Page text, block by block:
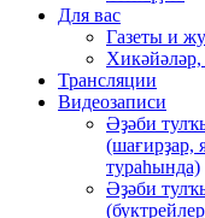
Для вас
Газеты и
Трансляции
Видеозаписи
Әҙәби
(шағирҙар,
тураһында)
Әҙәби